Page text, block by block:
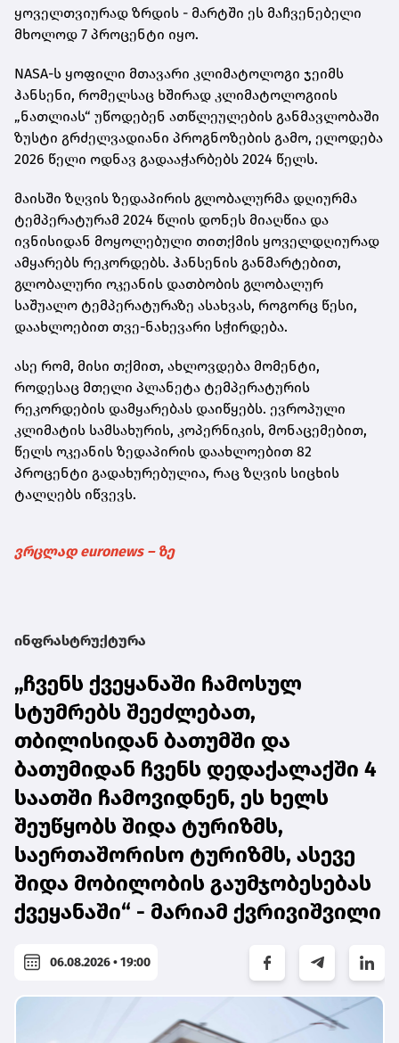
ყოველთვიურად ზრდის - მარტში ეს მაჩვენებელი
მხოლოდ 7 პროცენტი იყო.
NASA-ს ყოფილი მთავარი კლიმატოლოგი ჯეიმს
ჰანსენი, რომელსაც ხშირად კლიმატოლოგიის
„ნათლიას“ უწოდებენ ათწლეულების განმავლობაში
ზუსტი გრძელვადიანი პროგნოზების გამო, ელოდება
2026 წელი ოდნავ გადააჭარბებს 2024 წელს.
მაისში ზღვის ზედაპირის გლობალურმა დღიურმა
ტემპერატურამ 2024 წლის დონეს მიაღწია და
ივნისიდან მოყოლებული თითქმის ყოველდღიურად
ამყარებს რეკორდებს. ჰანსენის განმარტებით,
გლობალური ოკეანის დათბობის გლობალურ
საშუალო ტემპერატურაზე ასახვას, როგორც წესი,
დაახლოებით თვე-ნახევარი სჭირდება.
ასე რომ, მისი თქმით, ახლოვდება მომენტი,
როდესაც მთელი პლანეტა ტემპერატურის
რეკორდების დამყარებას დაიწყებს. ევროპული
კლიმატის სამსახურის, კოპერნიკის, მონაცემებით,
წელს ოკეანის ზედაპირის დაახლოებით 82
პროცენტი გადახურებულია, რაც ზღვის სიცხის
ტალღებს იწვევს.
ვრცლად euronews – ზე
ინფრასტრუქტურა
„ჩვენს ქვეყანაში ჩამოსულ
სტუმრებს შეეძლებათ,
თბილისიდან ბათუმში და
ბათუმიდან ჩვენს დედაქალაქში 4
საათში ჩამოვიდნენ, ეს ხელს
შეუწყობს შიდა ტურიზმს,
საერთაშორისო ტურიზმს, ასევე
შიდა მობილობის გაუმჯობესებას
ქვეყანაში“ - მარიამ ქვრივიშვილი
06.08.2026 • 19:00